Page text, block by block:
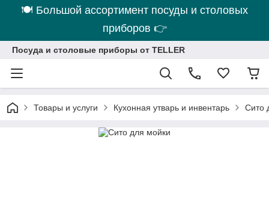
🍽 Большой ассортимент посуды и столовых
приборов 👉
Посуда и столовые приборы от TELLER
Товары и услуги Кухонная утварь и инвентарь Сито